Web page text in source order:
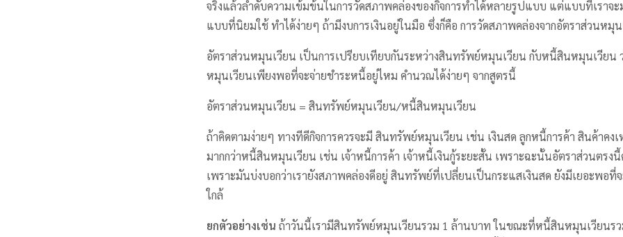
จริงแล้วลำดับความเข้มข้นในการวัดสภาพคล่องของกิจการทำได้หลายรูปแบบ แต่แบบที่เราจ
แบบที่นิยมใช้ ทำได้ง่ายๆ ถ้ามีงบการเงินอยู่ในมือ ซึ่งก็คือ การวัดสภาพคล่องจากอัตราส่วนหมุ
อัตราส่วนหมุนเวียน เป็นการเปรียบเทียบกันระหว่างสินทรัพย์หมุนเวียน กับหนี้สินหมุนเวียน
หมุนเวียนเพียงพอที่จะจ่ายชำระหนี้อยู่ไหม คำนวณได้ง่ายๆ จากสูตรนี้
อัตราส่วนหมุนเวียน = สินทรัพย์หมุนเวียน/หนี้สินหมุนเวียน
ถ้าคิดตามง่ายๆ ทางทีดีกิจการควรจะมี สินทรัพย์หมุนเวียน เช่น เงินสด ลูกหนี้การค้า สินค้าคง
มากกว่าหนี้สินหมุนเวียน เช่น เจ้าหนี้การค้า เจ้าหนี้เงินกู้ระยะสั้น เพราะฉะนั้นอัตราส่วนตรงนี้
เพราะมันบ่งบอกว่าเรายังสภาพคล่องดีอยู่ สินทรัพย์ที่เปลี่ยนเป็นกระแสเงินสด ยังมีเยอะพอที่
ใกล้
ยกตัวอย่างเช่น ถ้าวันนี้เรามีสินทรัพย์หมุนเวียนรวม 1 ล้านบาท ในขณะที่หนี้สินหมุนเวียนร